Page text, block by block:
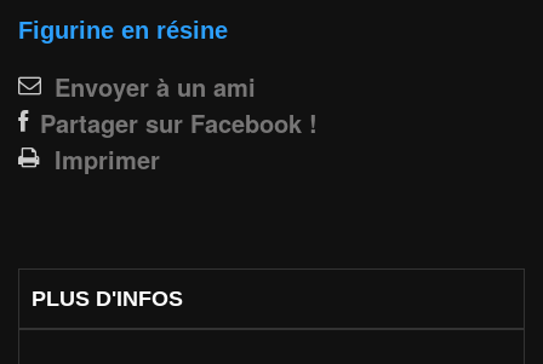
Figurine en résine
Envoyer à un ami
Partager sur Facebook !
Imprimer
PLUS D'INFOS